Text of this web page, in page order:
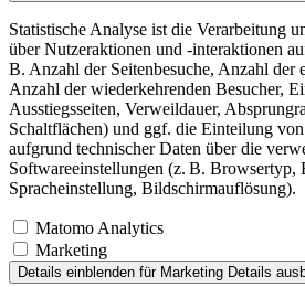
Statistische Analyse ist die Verarbeitung
über Nutzeraktionen und -interaktionen
B. Anzahl der Seitenbesuche, Anzahl der
Anzahl der wiederkehrenden Besucher,
Ausstiegsseiten, Verweildauer,
Schaltflächen) und ggf. die Einteilung
aufgrund technischer Daten über die
Softwareeinstellungen (z. B. Browsertyp,
Spracheinstellung, Bildschirmauflösung).
Matomo Analytics
Marketing
Details einblenden für Marketing Details